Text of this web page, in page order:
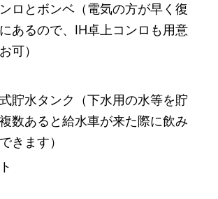
ロとボンベ（電気の方が早く復
あるので、IH卓上コンロも用意
可）
貯水タンク（下水用の水等を貯
数あると給水車が来た際に飲み
きます）